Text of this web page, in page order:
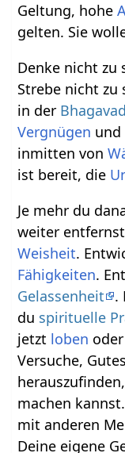
Geltung, hohe
gelten. Sie
Denke nicht zu
Strebe nicht zu
in der
Vergnügen und
inmitten von
ist bereit, die
Je mehr du
weiter
Weisheit.
Fähigkeiten.
Gelassenheit
.
du spirituelle
jetzt loben
Versuche,
machen
mit anderen
Deine eigene